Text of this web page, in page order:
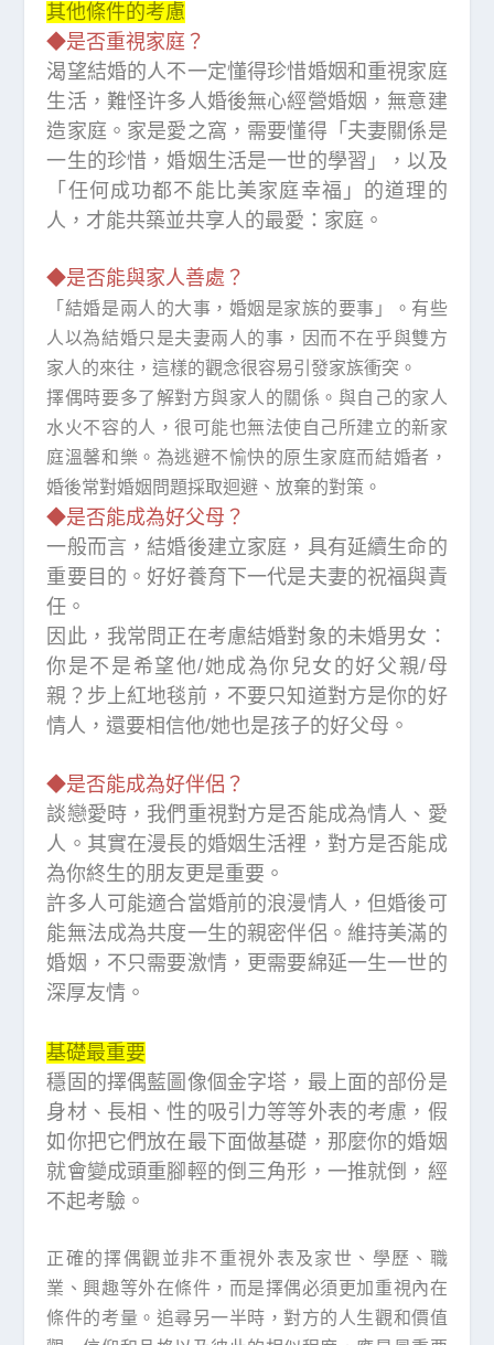
其他條件的考慮
◆是否重視家庭？
渴望結婚的人不一定懂得珍惜婚姻和重視家庭
生活，難怪许多人婚後無心經營婚姻，無意建
造家庭。家是愛之窩，需要懂得「夫妻關係是
一生的珍惜，婚姻生活是一世的學習」，以及
「任何成功都不能比美家庭幸福」的道理的
人，才能共築並共享人的最愛：家庭。
◆是否能與家人善處？
「結婚是兩人的大事，婚姻是家族的要事」。有些
人以為結婚只是夫妻兩人的事，因而不在乎與雙方
家人的來往，這樣的觀念很容易引發家族衝突。
擇偶時要多了解對方與家人的關係。與自己的家人
水火不容的人，很可能也無法使自己所建立的新家
庭溫馨和樂。為逃避不愉快的原生家庭而結婚者，
婚後常對婚姻問題採取迴避、放棄的對策。
◆是否能成為好父母？
一般而言，結婚後建立家庭，具有延續生命的
重要目的。好好養育下一代是夫妻的祝福與責
任。
因此，我常問正在考慮結婚對象的未婚男女：
你是不是希望他/她成為你兒女的好父親/母
親？步上紅地毯前，不要只知道對方是你的好
情人，還要相信他/她也是孩子的好父母。
◆是否能成為好伴侶 ？
談戀愛時，我們重視對方是否能成為情人、愛
人。其實在漫長的婚姻生活裡，對方是否能成
為你終生的朋友更是重要。
許多人可能適合當婚前的浪漫情人，但婚後可
能無法成為共度一生的親密伴侶。維持美滿的
婚姻，不只需要激情，更需要綿延一生一世的
深厚友情。
基礎最重要
穩固的擇偶藍圖像個金字塔，最上面的部份是
身材、長相、性的吸引力等等外表的考慮，假
如你把它們放在最下面做基礎，那麼你的婚姻
就會變成頭重腳輕的倒三角形，一推就倒，經
不起考驗。
正確的擇偶觀並非不重視外表及家世、學歷、職
業、興趣等外在條件，而是擇偶必須更加重視內在
條件的考量。追尋另一半時，對方的人生觀和價值